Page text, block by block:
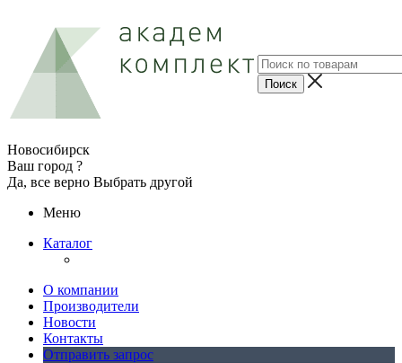
Новосибирск
Ваш город ?
Да, все верно Выбрать другой
Меню
Каталог
О компании
Производители
Новости
Контакты
Отправить запрос